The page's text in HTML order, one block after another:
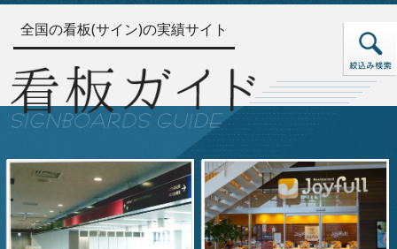
全国の看板(サイン)の実績サイト